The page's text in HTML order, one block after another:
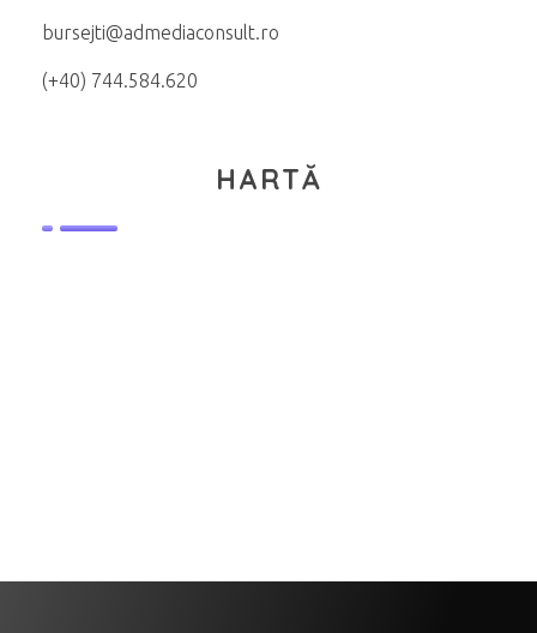
bursejti@admediaconsult.ro
(+40) 744.584.620
HARTĂ